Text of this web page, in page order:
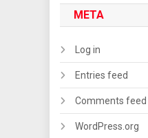
META
Log in
Entries feed
Comments feed
WordPress.org